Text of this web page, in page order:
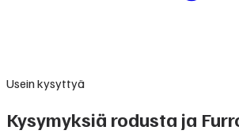
Usein kysyttyä
Kysymyksiä rodusta ja